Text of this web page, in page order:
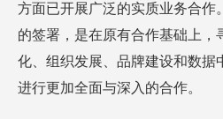
方面已开展广泛的实质业务合作
的签署，是在原有合作基础上，
化、组织发展、品牌建设和数据
进行更加全面与深入的合作。